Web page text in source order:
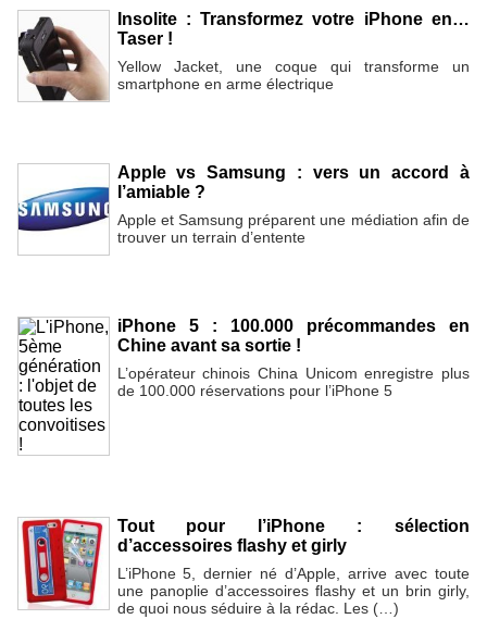
Insolite : Transformez votre iPhone en…
Taser !
Yellow Jacket, une coque qui transforme un
smartphone en arme électrique
Apple vs Samsung : vers un accord à
l’amiable ?
Apple et Samsung préparent une médiation afin de
trouver un terrain d’entente
iPhone 5 : 100.000 précommandes en
Chine avant sa sortie !
L’opérateur chinois China Unicom enregistre plus
de 100.000 réservations pour l’iPhone 5
Tout pour l’iPhone : sélection
d’accessoires flashy et girly
L’iPhone 5, dernier né d’Apple, arrive avec toute
une panoplie d’accessoires flashy et un brin girly,
de quoi nous séduire à la rédac. Les (…)